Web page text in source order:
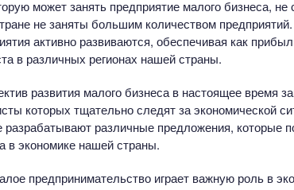
может занять предприятие малого бизнеса,
не заняты большим количеством
активно развиваются, обеспечивая как
в различных регионах нашей страны.
развития малого бизнеса в настоящее время
которых тщательно следят за экономической
различные предложения, которые
в экономике нашей страны.
предпринимательство играет важную роль в